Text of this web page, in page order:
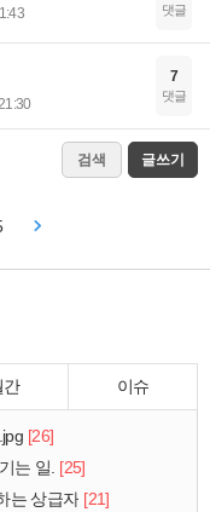
댓글
21:30
7
댓글
검색 글쓰기
간 이슈
[26]
는 일. [25]
는 상급자 [21]